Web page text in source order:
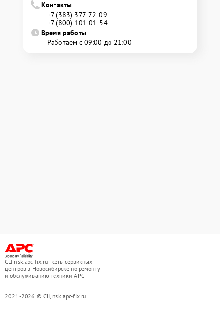
Контакты
+7 (383) 377-72-09
+7 (800) 101-01-54
Время работы
Работаем с 09:00 до 21:00
СЦ nsk.apc-fix.ru - сеть сервисных
центров в Новосибирске по ремонту
и обслуживанию техники APC
2021-2026 © СЦ nsk.apc-fix.ru